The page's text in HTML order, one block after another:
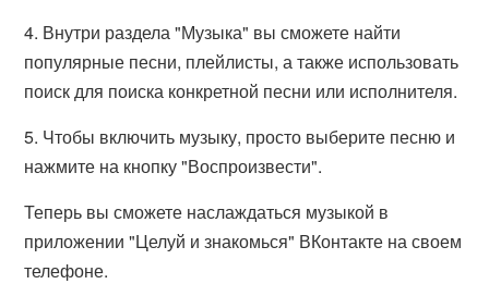
4. Внутри раздела "Музыка" вы сможете найти
популярные песни, плейлисты, а также использовать
поиск для поиска конкретной песни или исполнителя.
5. Чтобы включить музыку, просто выберите песню и
нажмите на кнопку "Воспроизвести".
Теперь вы сможете наслаждаться музыкой в
приложении "Целуй и знакомься" ВКонтакте на своем
телефоне.